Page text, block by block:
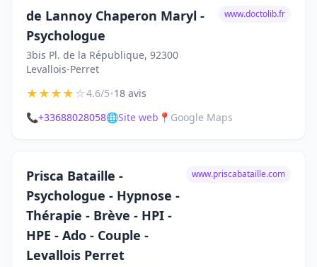
de Lannoy Chaperon Maryl -
Psychologue
3bis Pl. de la République, 92300
Levallois-Perret
www.doctolib.fr
★★★★☆4.6/5•18 avis
📞+33688028058🌐Site web 📍 Google Maps
Prisca Bataille -
Psychologue - Hypnose -
Thérapie - Brève - HPI -
HPE - Ado - Couple -
Levallois Perret
www.priscabataille.com